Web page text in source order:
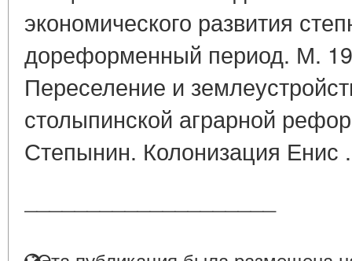
экономического развития
дореформенный период. М.
Переселение и
столыпинской аграрной
Степынин. Колонизация Енис